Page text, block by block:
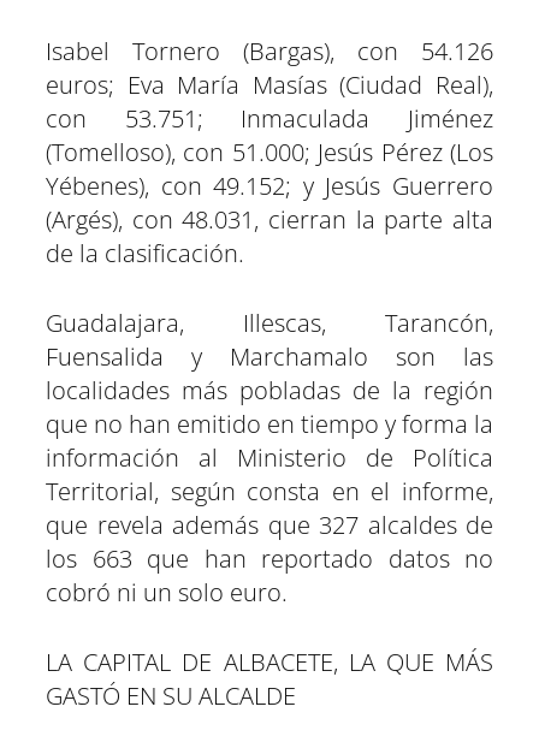
Isabel Tornero (Bargas), con 54.126
euros; Eva María Masías (Ciudad Real),
con 53.751; Inmaculada Jiménez
(Tomelloso), con 51.000; Jesús Pérez (Los
Yébenes), con 49.152; y Jesús Guerrero
(Argés), con 48.031, cierran la parte alta
de la clasificación.
Guadalajara, Illescas, Tarancón,
Fuensalida y Marchamalo son las
localidades más pobladas de la región
que no han emitido en tiempo y forma la
información al Ministerio de Política
Territorial, según consta en el informe,
que revela además que 327 alcaldes de
los 663 que han reportado datos no
cobró ni un solo euro.
LA CAPITAL DE ALBACETE, LA QUE MÁS
GASTÓ EN SU ALCALDE